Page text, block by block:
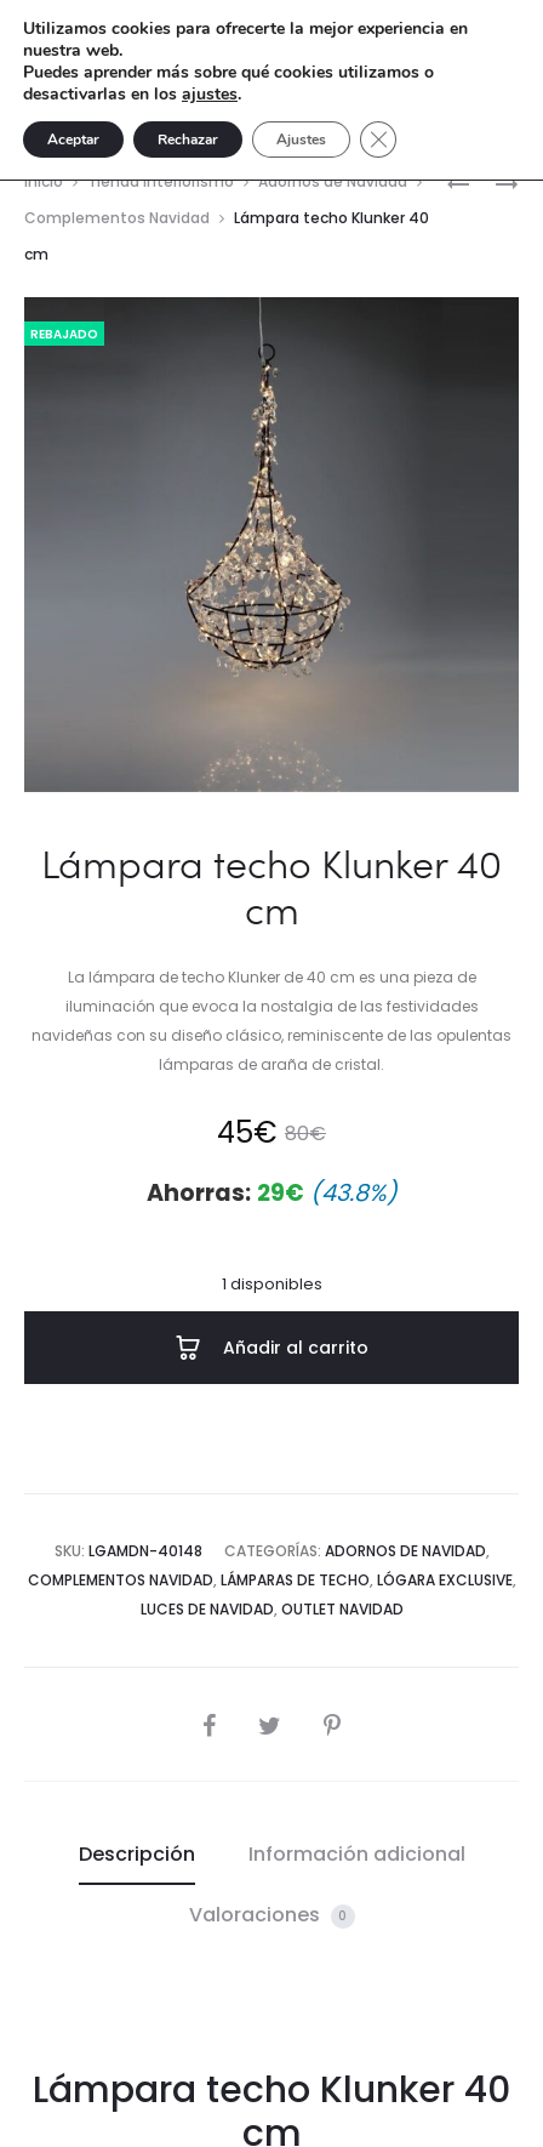
BOLA
BOLA
CM
Inicio Tienda interiorismo
Adornos de Navidad
Complementos Navidad
Lámpara techo Klunker 40
cm
REBAJADO
Lámpara techo Klunker 40
cm
La lámpara de techo Klunker de 40 cm es una pieza de
iluminación que evoca la nostalgia de las festividades
navideñas con su diseño clásico, reminiscente de las opulentas
lámparas de araña de cristal.
80€
El
precio
era:
80€.
45€
precio
es:
45€.
Ahorras: 29€ (43.8%)
1 disponibles
Añadir al carrito
SKU: LGAMDN-40148 CATEGORÍAS: ADORNOS DE NAVIDAD,
COMPLEMENTOS NAVIDAD, LÁMPARAS DE TECHO, LÓGARA EXCLUSIVE,
LUCES DE NAVIDAD, OUTLET NAVIDAD
COMPARTIR
Descripción Información adicional
Valoraciones 0
Lámpara techo Klunker 40
cm
Utilizamos cookies para ofrecerte la mejor experiencia en
nuestra web.
Puedes aprender más sobre qué cookies utilizamos o
desactivarlas en los ajustes.
Aceptar Rechazar Ajustes Cerrar el banner de